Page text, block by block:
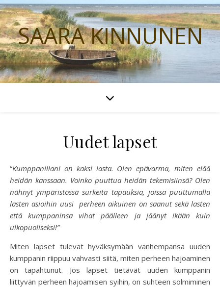
SAARA KINNUNEN
Uudet lapset
“Kumppanillani on kaksi lasta. Olen epävarma, miten elää
heidän kanssaan. Voinko puuttua heidän tekemisiinsä? Olen
nähnyt ympäristössä surkeita tapauksia, joissa puuttumalla
lasten asioihin uusi perheen aikuinen on saanut sekä lasten
että kumppaninsa vihat päälleen ja jäänyt ikään kuin
ulkopuoliseksi!”
Miten lapset tulevat hyväksymään vanhempansa uuden
kumppanin riippuu vahvasti siitä, miten perheen hajoaminen
on tapahtunut. Jos lapset tietävät uuden kumppanin
liittyvän perheen hajoamisen syihin, on suhteen solmiminen